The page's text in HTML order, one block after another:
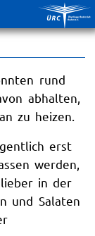
rund
abhalten,
zu heizen.
erst
werden,
in der
und Salaten